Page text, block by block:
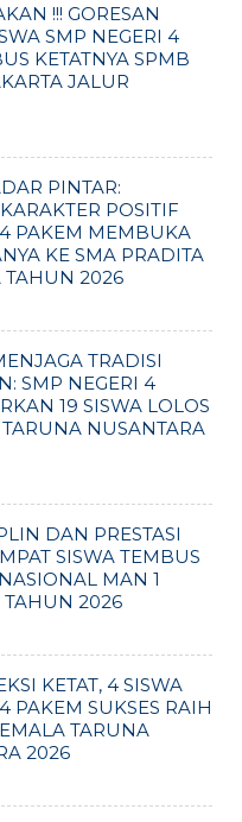
!!! GORESAN
SMP NEGERI 4
KETATNYA SPMB
JALUR
PINTAR:
POSITIF
PAKEM MEMBUKA
KE SMA PRADITA
TAHUN 2026
TRADISI
SMP NEGERI 4
19 SISWA LOLOS
NUSANTARA
DAN PRESTASI
SISWA TEMBUS
MAN 1
TAHUN 2026
KETAT, 4 SISWA
PAKEM SUKSES RAIH
TARUNA
2026